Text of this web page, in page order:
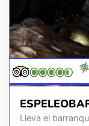
Lleva el